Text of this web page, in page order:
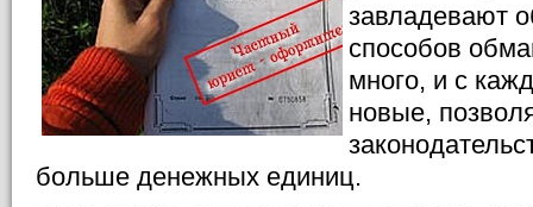
завладевают
способов
много, и с
новые,
больше денежных единиц.